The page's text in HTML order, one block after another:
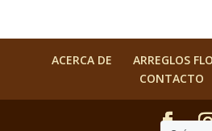
ACERCA DE ARREGLOS
CONTACTO